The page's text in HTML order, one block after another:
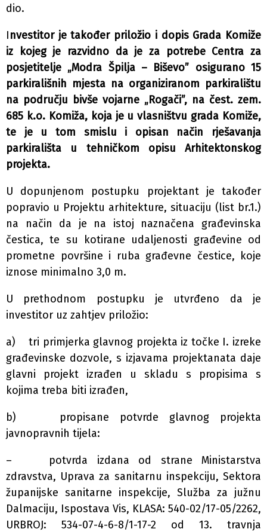
dio.
Investitor je također priložio i dopis Grada Komiže
iz kojeg je razvidno da je za potrebe Centra za
posjetitelje „Modra Špilja – Biševo” osigurano 15
parkirališnih mjesta na organiziranom parkiralištu
na području bivše vojarne „Rogači”, na čest. zem.
685 k.o. Komiža, koja je u vlasništvu grada Komiže,
te je u tom smislu i opisan način rješavanja
parkirališta u tehničkom opisu Arhitektonskog
projekta.
U dopunjenom postupku projektant je također
popravio u Projektu arhitekture, situaciju (list br.1.)
na način da je na istoj naznačena građevinska
čestica, te su kotirane udaljenosti građevine od
prometne površine i ruba građevne čestice, koje
iznose minimalno 3,0 m.
U prethodnom postupku je utvrđeno da je
investitor uz zahtjev priložio:
a) tri primjerka glavnog projekta iz točke I. izreke
građevinske dozvole, s izjavama projektanata daje
glavni projekt izrađen u skladu s propisima s
kojima treba biti izrađen,
b) propisane potvrde glavnog projekta
javnopravnih tijela:
– potvrda izdana od strane Ministarstva
zdravstva, Uprava za sanitarnu inspekciju, Sektora
županijske sanitarne inspekcije, Služba za južnu
Dalmaciju, Ispostava Vis, KLASA: 540-02/17-05/2262,
URBROJ: 534-07-4-6-8/1-17-2 od 13. travnja